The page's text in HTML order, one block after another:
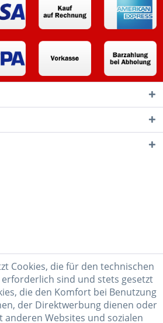
Cookies, die für den technischen
sind und stets gesetzt
die den Komfort bei Benutzung
der Direktwerbung dienen oder
Websites und sozialen